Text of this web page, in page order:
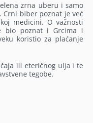
zrna uberu i samo
Crni biber poznat je već
medicini. O važnosti
bio poznat i Grcima i
koristio za plaćanje
ili eteričnog ulja i te
tegobe.